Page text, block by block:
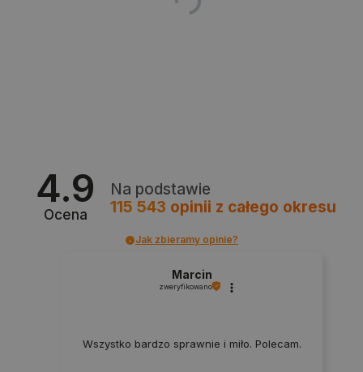
4.9
Ocena
Na podstawie
115 543 opinii z całego okresu
Jak zbieramy opinie?
Marcin
zweryfikowano
Wszystko bardzo sprawnie i miło. Polecam.